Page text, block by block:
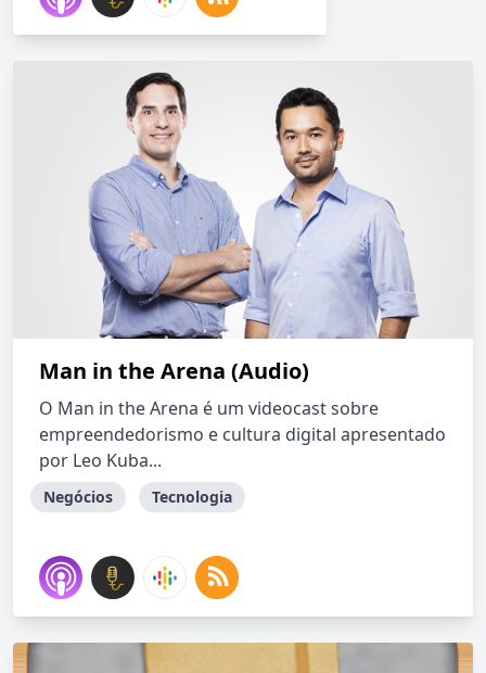
Man in the Arena (Audio)
O Man in the Arena é um videocast sobre
empreendedorismo e cultura digital apresentado
por Leo Kuba...
Negócios Tecnologia